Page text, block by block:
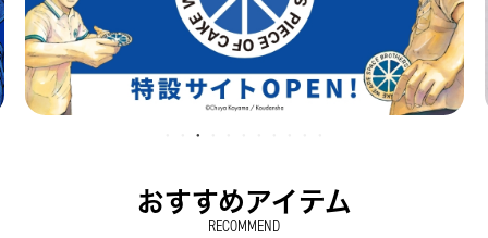
おすすめアイテム
RECOMMEND